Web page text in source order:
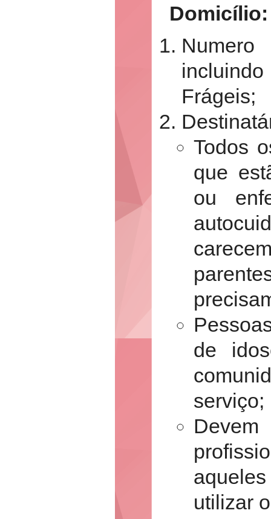
Domicílio:
Frágeis;
Todos
que
ou
de
serviço;
utilizar